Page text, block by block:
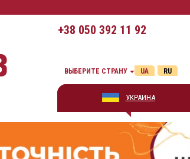
+38 050 392 11 92
ВЫБЕРИТЕ СТРАНУ RU
UA
УКРАИНА